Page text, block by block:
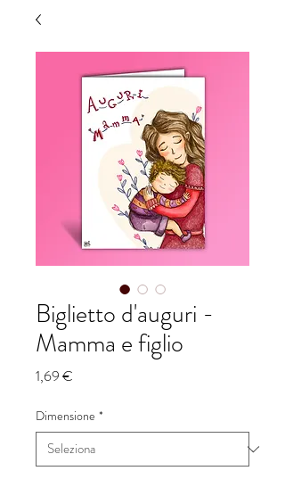
Biglietto d'auguri -
Mamma e figlio
1,69 €
Dimensione *